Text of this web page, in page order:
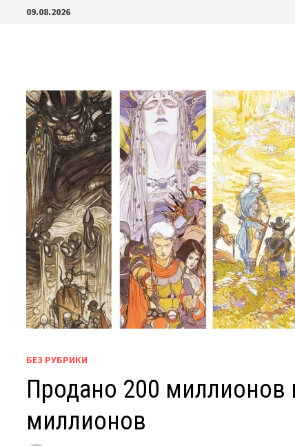
Перейти09.08.2026
БЕЗ РУБРИКИ
Продано 200 миллионов
миллионов